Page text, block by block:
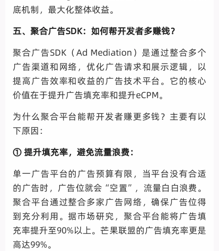
底机制，最大化整体收益。
五、聚合广告SDK：如何帮开发者多赚钱？
聚合广告SDK（Ad Mediation）是通过整合多个
广告渠道和网络，优化广告请求和展示逻辑，以
提高广告效率和收益的广告技术平台。它的核心
价值在于提升广告填充率和提升eCPM。
为什么聚合平台能帮开发者赚更多钱？主要有以
下原因：
① 提升填充率，避免流量浪费：
单一广告平台的广告预算有限，当平台没有合适
的广告时，广告位就会“空置”，流量白白浪费。
聚合平台通过整合多家广告网络，确保广告位得
到充分利用。据市场研究，聚合平台能将广告填
充率提升至90%以上。芒果联盟的广告填充率更是
高达99%。